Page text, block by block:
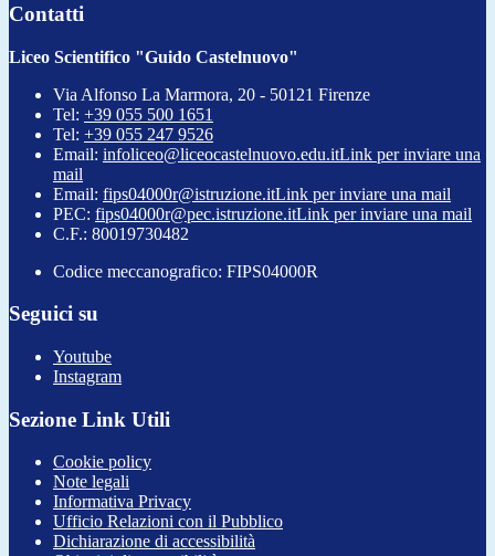
Contatti
Liceo Scientifico "Guido Castelnuovo"
Via Alfonso La Marmora, 20 - 50121 Firenze
Tel: +39 055 500 1651
Tel: +39 055 247 9526
Email: infoliceo@liceocastelnuovo.edu.itLink per inviare una
mail
Email: fips04000r@istruzione.itLink per inviare una mail
PEC: fips04000r@pec.istruzione.itLink per inviare una mail
C.F.: 80019730482
Codice meccanografico: FIPS04000R
Seguici su
Youtube
Instagram
Sezione Link Utili
Cookie policy
Note legali
Informativa Privacy
Ufficio Relazioni con il Pubblico
Dichiarazione di accessibilità